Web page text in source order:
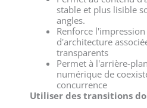
stable et plus lisible
angles.
Renforce
d'architecture
transparents
Permet à l'arrière-
numérique de
concurrence
Utiliser des transitions